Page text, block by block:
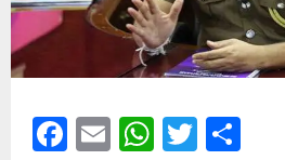
Facebook
EmailWhatsApp
Twitter